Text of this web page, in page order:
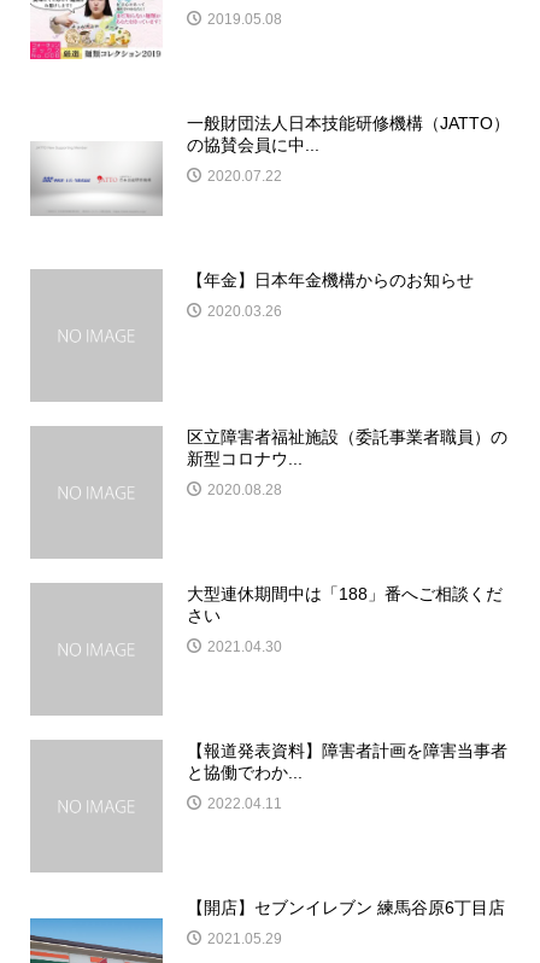
2019.05.08
一般財団法人日本技能研修機構（JATTO）
の協賛会員に中...
2020.07.22
【年金】日本年金機構からのお知らせ
2020.03.26
区立障害者福祉施設（委託事業者職員）の
新型コロナウ...
2020.08.28
大型連休期間中は「188」番へご相談くだ
さい
2021.04.30
【報道発表資料】障害者計画を障害当事者
と協働でわか...
2022.04.11
【開店】セブンイレブン 練馬谷原6丁目店
2021.05.29